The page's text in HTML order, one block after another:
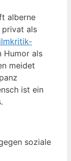
alberne
privat als
Humor als
meidet
ist ein
soziale